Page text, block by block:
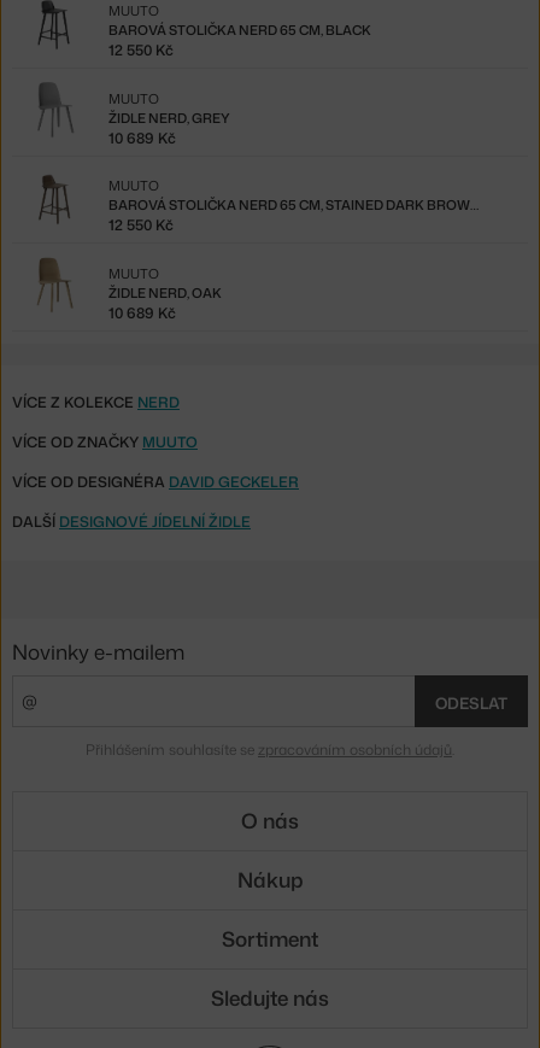
BAROVÁ STOLIČKA NERD 65 CM, BLACK
MUUTO
12 550 Kč
ŽIDLE NERD, GREY
MUUTO
10 689 Kč
BAROVÁ STOLIČKA NERD 65 CM, STAINED DARK BROWN
MUUTO
12 550 Kč
ŽIDLE NERD, OAK
MUUTO
10 689 Kč
VÍCE Z KOLEKCE NERD
VÍCE OD ZNAČKY MUUTO
VÍCE OD DESIGNÉRA DAVID GECKELER
DALŠÍ DESIGNOVÉ JÍDELNÍ ŽIDLE
Novinky e-mailem
ODESLAT
Přihlášením souhlasíte se zpracováním osobních údajů
O nás
Nákup
Sortiment
Sledujte nás